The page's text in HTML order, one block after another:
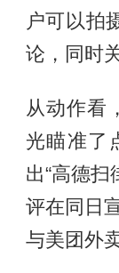
户可以拍
论，同时
从动作看
光瞄准了
出“高德扫
评在同日
与美团外